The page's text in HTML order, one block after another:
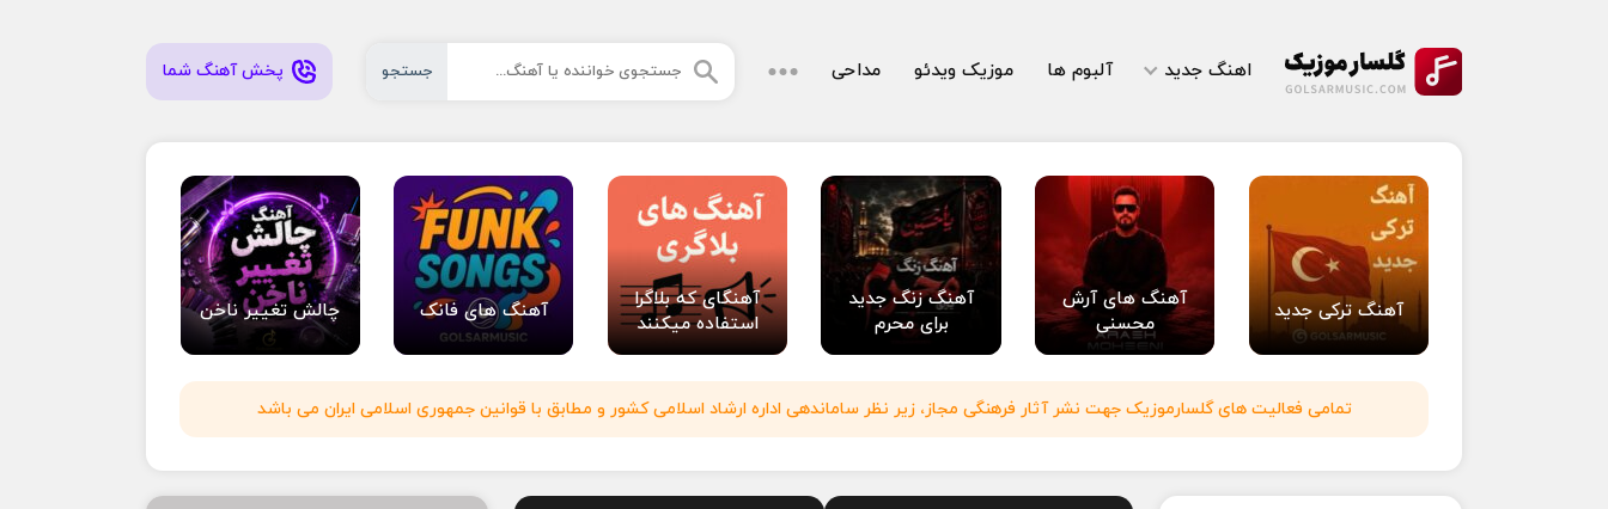
اهنگ جدید آلبوم ها موزیک ویدئو مداحی جستجو پخش آهنگ شما
آهنگ ترکی جدید
آهنگ های آرش
محسنی
آهنگ زنگ جدید
برای محرم
آهنگای که بلاگرا
استفاده میکنند
آهنگ های فانک چالش تغییر ناخن
تمامی فعالیت های گلسارموزیک جهت نشر آثار فرهنگی مجاز، زیر نظر ساماندهی اداره ارشاد اسلامی کشور و مطابق با قوانین جمهوری اسلامی ایران می باشد